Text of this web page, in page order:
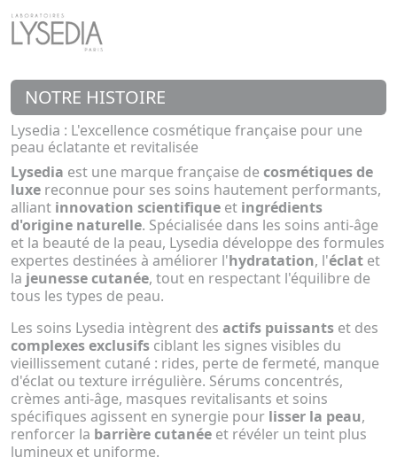
NOTRE HISTOIRE
Lysedia : L'excellence cosmétique française pour une
peau éclatante et revitalisée
Lysedia est une marque française de cosmétiques de
luxe reconnue pour ses soins hautement performants,
alliant innovation scientifique et ingrédients
d'origine naturelle. Spécialisée dans les soins anti-âge
et la beauté de la peau, Lysedia développe des formules
expertes destinées à améliorer l'hydratation, l'éclat et
la jeunesse cutanée, tout en respectant l'équilibre de
tous les types de peau.
Les soins Lysedia intègrent des actifs puissants et des
complexes exclusifs ciblant les signes visibles du
vieillissement cutané : rides, perte de fermeté, manque
d'éclat ou texture irrégulière. Sérums concentrés,
crèmes anti-âge, masques revitalisants et soins
spécifiques agissent en synergie pour lisser la peau,
renforcer la barrière cutanée et révéler un teint plus
lumineux et uniforme.